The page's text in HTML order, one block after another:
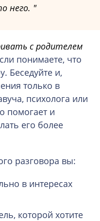
него.
с родителем
понимаете, что
Беседуйте и,
только в
психолога или
помогает и
его более
разговора вы:
в интересах
которой хотите